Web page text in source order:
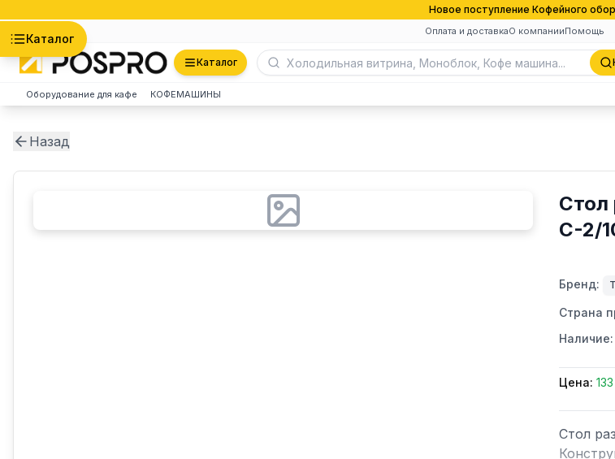
Новое поступление Кофейного
Оплата и доставкаО компанииПомощь
Каталог
Каталог
Оборудование для кафе КОФЕМАШИНЫ
Назад
Стол
С-2/
Бренд:
Страна
Наличие:
Цена:
Стол